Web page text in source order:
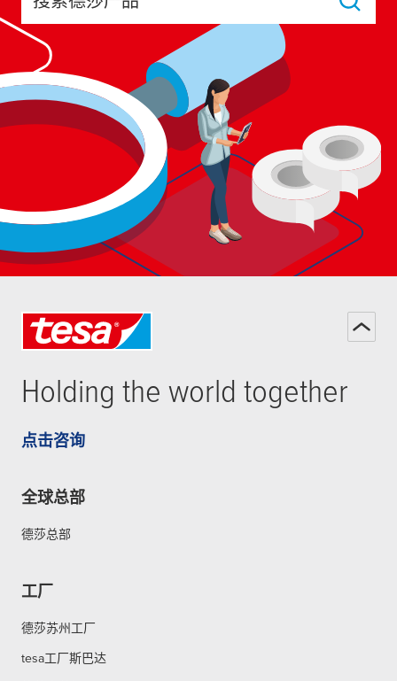
搜索德莎产品
Holding the world together
点击咨询
全球总部
德莎总部
工厂
德莎苏州工厂
tesa工厂斯巴达